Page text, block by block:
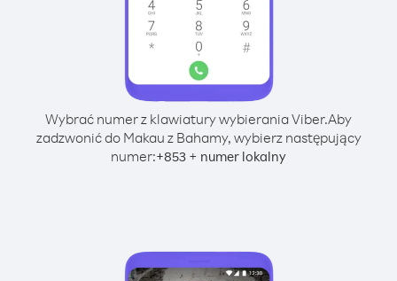
Wybrać numer z klawiatury wybierania Viber.Aby
zadzwonić do Makau z Bahamy, wybierz następujący
numer:+853 + numer lokalny